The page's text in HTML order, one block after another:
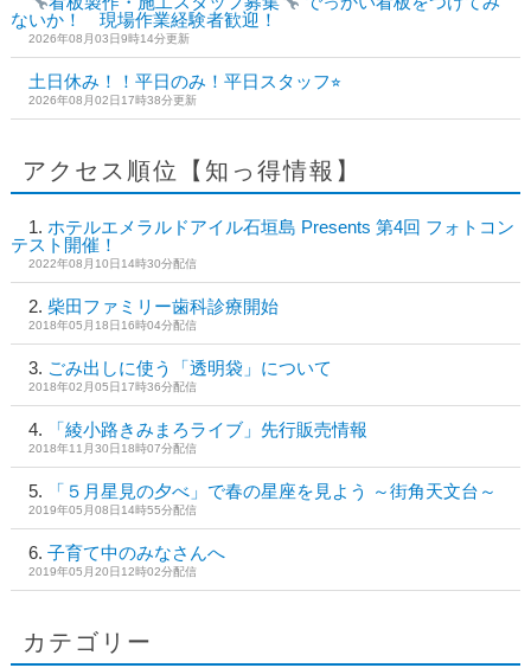
ないか！ 現場作業経験者歓迎！
2026年08月03日9時14分更新
土日休み！！平日のみ！平日スタッフ⭐︎
2026年08月02日17時38分更新
アクセス順位【知っ得情報】
ホテルエメラルドアイル石垣島 Presents 第4回 フォトコン
テスト開催！
2022年08月10日14時30分配信
柴田ファミリー歯科診療開始
2018年05月18日16時04分配信
ごみ出しに使う「透明袋」について
2018年02月05日17時36分配信
「綾小路きみまろライブ」先行販売情報
2018年11月30日18時07分配信
「５月星見の夕べ」で春の星座を見よう ～街角天文台～
2019年05月08日14時55分配信
子育て中のみなさんへ
2019年05月20日12時02分配信
カテゴリー